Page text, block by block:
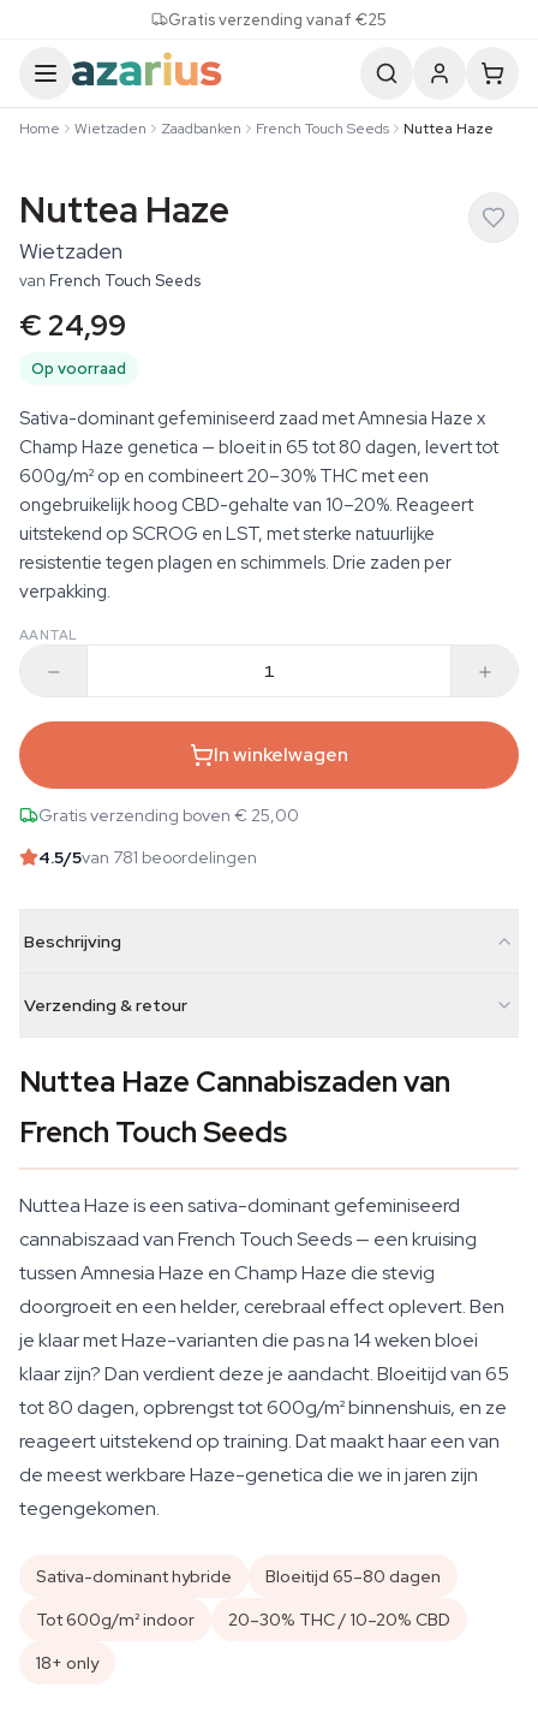
Gratis verzending vanaf €25
Home Wietzaden Zaadbanken French Touch Seeds Nuttea Haze
Nuttea Haze
Wietzaden
van French Touch Seeds
€ 24,99
Op voorraad
Sativa-dominant gefeminiseerd zaad met Amnesia Haze x
Champ Haze genetica — bloeit in 65 tot 80 dagen, levert tot
600g/m² op en combineert 20–30% THC met een
ongebruikelijk hoog CBD-gehalte van 10–20%. Reageert
uitstekend op SCROG en LST, met sterke natuurlijke
resistentie tegen plagen en schimmels. Drie zaden per
verpakking.
AANTAL
In winkelwagen
Gratis verzending boven € 25,00
4.5/5van 781 beoordelingen
Beschrijving
Verzending & retour
Nuttea Haze Cannabiszaden van
French Touch Seeds
Nuttea Haze is een sativa-dominant gefeminiseerd
cannabiszaad van French Touch Seeds — een kruising
tussen Amnesia Haze en Champ Haze die stevig
doorgroeit en een helder, cerebraal effect oplevert. Ben
je klaar met Haze-varianten die pas na 14 weken bloei
klaar zijn? Dan verdient deze je aandacht. Bloeitijd van 65
tot 80 dagen, opbrengst tot 600g/m² binnenshuis, en ze
reageert uitstekend op training. Dat maakt haar een van
de meest werkbare Haze-genetica die we in jaren zijn
tegengekomen.
Sativa-dominant hybride
Bloeitijd 65–80 dagen
Tot 600g/m² indoor
20–30% THC / 10–20% CBD
18+ only